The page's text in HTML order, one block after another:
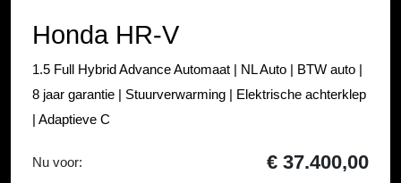
Honda HR-V
1.5 Full Hybrid Advance Automaat | NL Auto | BTW auto |
8 jaar garantie | Stuurverwarming | Elektrische achterklep
| Adaptieve C
Nu voor: € 37.400,00